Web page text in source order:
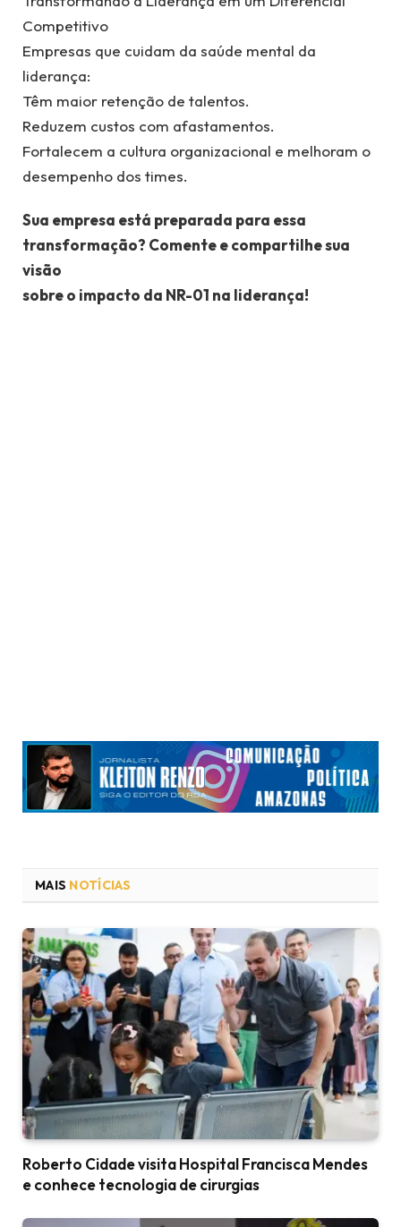
Competitivo
Empresas que cuidam da saúde mental da
liderança:
Têm maior retenção de talentos.
Reduzem custos com afastamentos.
Fortalecem a cultura organizacional e melhoram o
desempenho dos times.
Sua empresa está preparada para essa
transformação? Comente e compartilhe sua
visão
sobre o impacto da NR-01 na liderança!
MAIS NOTÍCIAS
Roberto Cidade visita Hospital Francisca Mendes
e conhece tecnologia de cirurgias